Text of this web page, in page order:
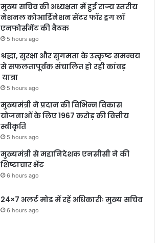
मुख्य सचिव की अध्यक्षता में हुई राज्य स्तरीय
नेशनल कोआर्डिनेशन सेंटर फॉर ड्रग लॉ
एनफोर्समेंट की बैठक
5 hours ago
श्रद्धा, सुरक्षा और सुगमता के उत्कृष्ट समन्वय
से सफलतापूर्वक संचालित हो रही कांवड़
यात्रा
5 hours ago
मुख्यमंत्री ने प्रदान की विभिन्न विकास
योजनाओं के लिए 1967 करोड़ की वित्तीय
स्वीकृति
5 hours ago
मुख्यमंत्री से महानिदेशक एनसीसी ने की
शिष्टाचार भेंट
6 hours ago
24×7 अलर्ट मोड में रहें अधिकारीः मुख्य सचिव
6 hours ago